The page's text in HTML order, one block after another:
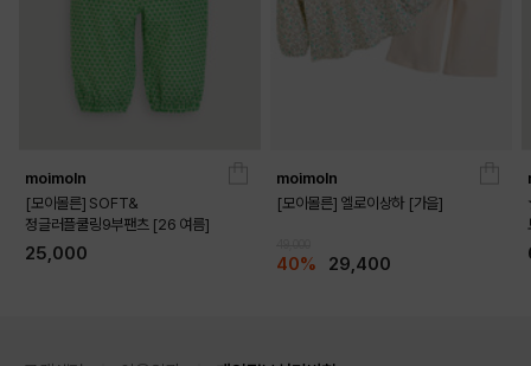
moimoln
[모이몰른] SOFT&
정글러플쿨링9부팬츠 [26 여름]
25,000
moimoln
[모이몰른] 엘로이상하 [가을]
40% 29,400